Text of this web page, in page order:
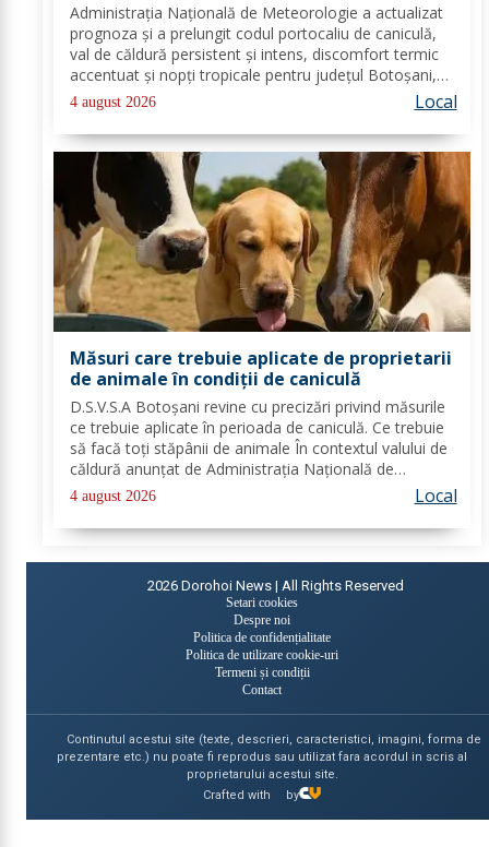
Administrația Națională de Meteorologie a actualizat
prognoza și a prelungit codul portocaliu de caniculă,
val de căldură persistent și intens, discomfort termic
accentuat și nopți tropicale pentru județul Botoșani,
până joi, la ora 10:00. Temperaturile maxime vor fi
cuprinse între 35 și 39 de...
4 august 2026 Local
Măsuri care trebuie aplicate de proprietarii
de animale în condiții de caniculă
D.S.V.S.A Botoșani revine cu precizări privind măsurile
ce trebuie aplicate în perioada de caniculă. Ce trebuie
să facă toți stăpânii de animale În contextul valului de
căldură anunțat de Administrația Națională de
Meteorologie, Direcția Sanitară Veterinară și pentru
Siguranța Alimentelor Botoșani...
4 august 2026 Local
2026 Dorohoi News | All Rights Reserved
Setari cookies
Despre noi
Politica de confidențialitate
Politica de utilizare cookie-uri
Termeni și condiții
Contact
Continutul acestui site (texte, descrieri, caracteristici, imagini, forma de
prezentare etc.) nu poate fi reprodus sau utilizat fara acordul in scris al
proprietarului acestui site.
Crafted with
by